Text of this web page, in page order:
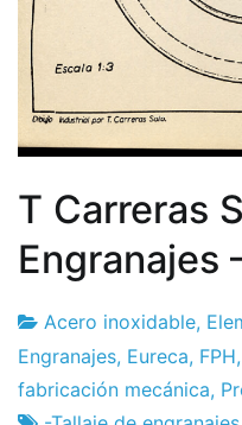
T Carreras
Engranajes
Fábrica
de
21
de
Acero inoxidable,
Engranajes, Eureca, FPH,
fabricación mecánica,